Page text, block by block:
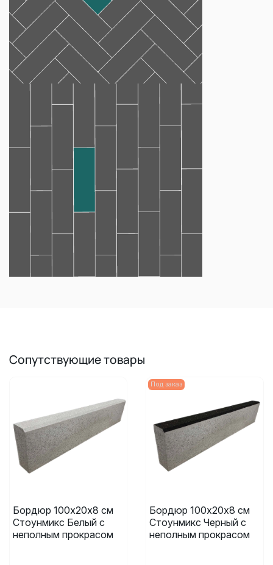
Сопутствующие товары
Бордюр 100х20х8 см
Стоунмикс Белый с
неполным прокрасом
Под заказ
Бордюр 100х20х8 см
Стоунмикс Черный с
неполным прокрасом